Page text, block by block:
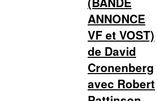
ANNONCE
VF et VOST)
de David
Cronenberg
avec Robert